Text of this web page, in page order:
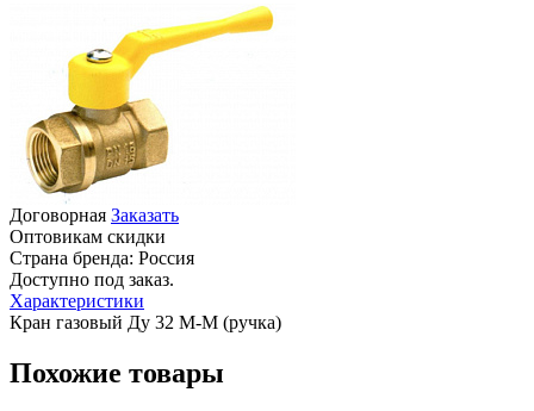
Договорная Заказать
Оптовикам скидки
Страна бренда: Россия
Доступно под заказ.
Характеристики
Кран газовый Ду 32 М-М (ручка)
Похожие товары